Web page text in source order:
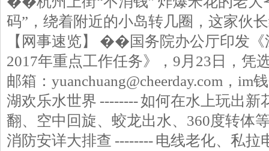
码”，绕着附近的小岛转几圈，这家伙
【网事速览】 ��国务院办公厅印发
2017年重点工作任务》，9月23日，凭
邮箱：yuanchuang@cheerday.com，im
湖欢乐水世界 -------- 如何在水上玩出
翻、空中回旋、蛟龙出水、360度转体
消防安详大排查 -------- 电线老化、私